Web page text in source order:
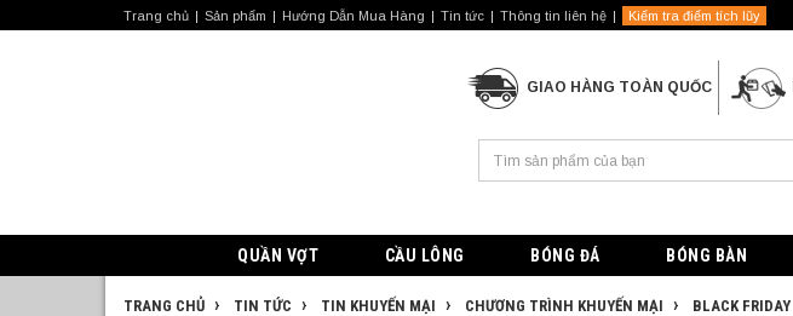
Trang chủ Sản phẩm Hướng Dẫn Mua Hàng Tin tức Thông tin liên hệ Kiểm tra điểm tích lũy
GIAO HÀNG TOÀN QUỐC
QUẦN VỢT CẦU LÔNG BÓNG ĐÁ BÓNG BÀN
TRANG CHỦ TIN TỨC TIN KHUYẾN MẠI CHƯƠNG TRÌNH KHUYẾN MẠI BLACK FRIDAY